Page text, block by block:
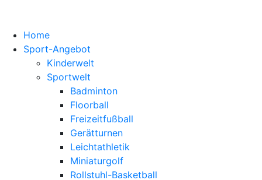
Home
Sport-Angebot
Kinderwelt
Sportwelt
Badminton
Floorball
Freizeitfußball
Gerätturnen
Leichtathletik
Miniaturgolf
Rollstuhl-Basketball